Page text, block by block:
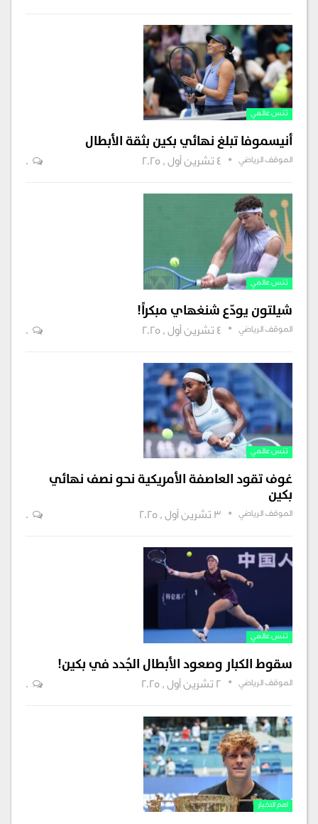
تنس عالمي
أنيسموفا تبلغ نهائي بكين بثقة الأبطال
الموقف الرياضي 0
تنس عالمي
شيلتون يودّع شنغهاي مبكراً!
الموقف الرياضي 0
تنس عالمي
غوف تقود العاصفة الأمريكية نحو نصف نهائي
بكين
الموقف الرياضي 3 تشرين أول , 2025 0
تنس عالمي
سقوط الكبار وصعود الأبطال الجُدد في بكين!
الموقف الرياضي 0
اهم الاخبار